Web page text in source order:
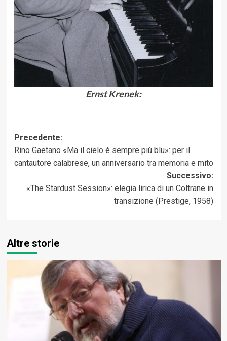
Ernst Krenek:
Navigazione
articolo
Precedente:
Rino Gaetano «Ma il cielo è sempre più blu»: per il
cantautore calabrese, un anniversario tra memoria e mito
Successivo:
«The Stardust Session»: elegia lirica di un Coltrane in
transizione (Prestige, 1958)
Altre storie